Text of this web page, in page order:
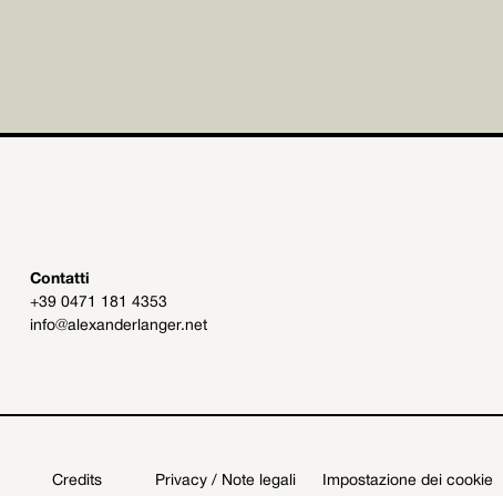
Contatti
+39 0471 181 4353
info@alexanderlanger.net
Credits Privacy / Note legali Impostazione dei cookie